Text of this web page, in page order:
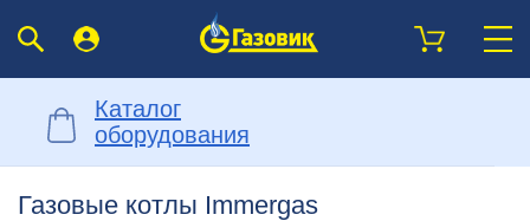
Каталог
оборудования
Газовые котлы Immergas